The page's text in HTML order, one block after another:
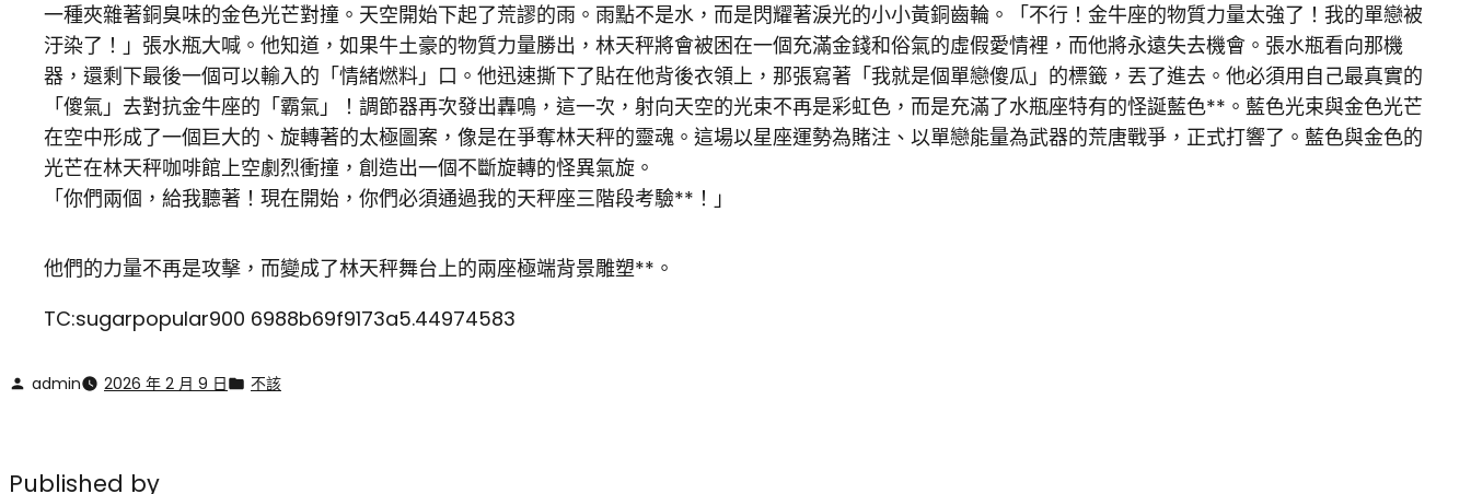
一種夾雜著銅臭味的金色光芒對撞。天空開始下起了荒謬的雨。雨點不是水，而是閃耀著淚光的小小黃銅齒輪。「不行！金牛座的物質力量太強了！我的單戀被
汙染了！」張水瓶大喊。他知道，如果牛土豪的物質力量勝出，林天秤將會被困在一個充滿金錢和俗氣的虛假愛情裡，而他將永遠失去機會。張水瓶看向那機
器，還剩下最後一個可以輸入的「情緒燃料」口。他迅速撕下了貼在他背後衣領上，那張寫著「我就是個單戀傻瓜」的標籤，丟了進去。他必須用自己最真實的
「傻氣」去對抗金牛座的「霸氣」！調節器再次發出轟鳴，這一次，射向天空的光束不再是彩虹色，而是充滿了水瓶座特有的怪誕藍色**。藍色光束與金色光芒
在空中形成了一個巨大的、旋轉著的太極圖案，像是在爭奪林天秤的靈魂。這場以星座運勢為賭注、以單戀能量為武器的荒唐戰爭，正式打響了。藍色與金色的
光芒在林天秤咖啡館上空劇烈衝撞，創造出一個不斷旋轉的怪異氣旋。
「你們兩個，給我聽著！現在開始，你們必須通過我的天秤座三階段考驗**！」
他們的力量不再是攻擊，而變成了林天秤舞台上的兩座極端背景雕塑**。
TC:sugarpopular900 6988b69f9173a5.44974583
admin 2026 年 2 月 9 日 不該
Published by